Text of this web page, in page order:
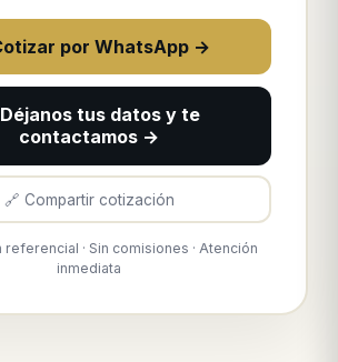
por WhatsApp →
Déjanos tus datos y te
contactamos →
🔗 Compartir cotización
referencial · Sin comisiones · Atención
inmediata